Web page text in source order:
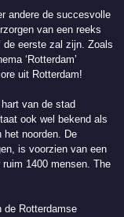
andere de succesvolle
van een reeks
de eerste zal zijn. Zoals
‘Rotterdam’
uit Rotterdam!
van de stad
ook wel bekend als
het noorden. De
is voorzien van een
1400 mensen. The
de Rotterdamse